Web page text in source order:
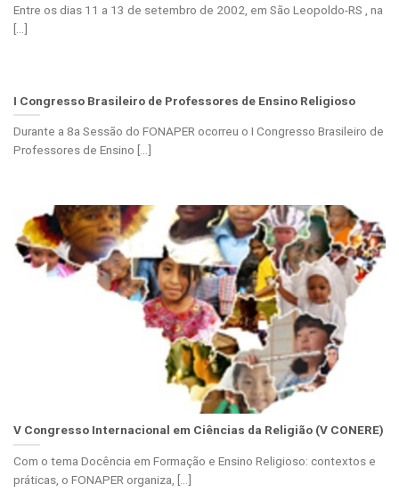
Entre os dias 11 a 13 de setembro de 2002, em São Leopoldo-RS , na
[...]
I Congresso Brasileiro de Professores de Ensino Religioso
Durante a 8a Sessão do FONAPER ocorreu o I Congresso Brasileiro de
Professores de Ensino [...]
V Congresso Internacional em Ciências da Religião (V CONERE)
Com o tema Docência em Formação e Ensino Religioso: contextos e
práticas, o FONAPER organiza, [...]